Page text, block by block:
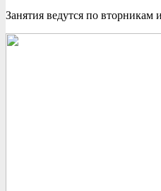
Занятия ведутся по вторникам